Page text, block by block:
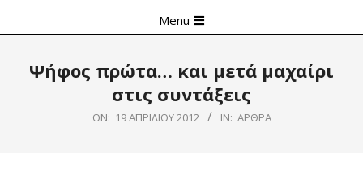
Navigation
Menu
Ψήφος πρώτα… και μετά μαχαίρι
στις συντάξεις
ON: 19 ΑΠΡΙΛΊΟΥ 2012 IN: ΆΡΘΡΑ